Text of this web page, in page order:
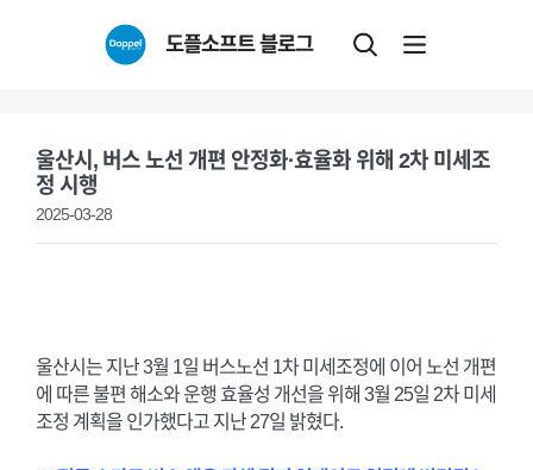
도플소프트 블로그
울산시, 버스 노선 개편 안정화·효율화 위해 2차 미세조
정 시행
2025-03-28
울산시는 지난 3월 1일 버스노선 1차 미세조정에 이어 노선 개편
에 따른 불편 해소와 운행 효율성 개선을 위해 3월 25일 2차 미세
조정 계획을 인가했다고 지난 27일 밝혔다.